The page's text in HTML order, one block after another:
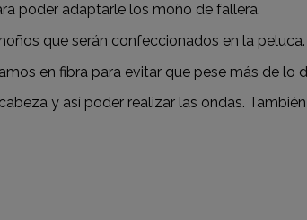
poder adaptarle los moño de fallera.
que serán confeccionados en la peluca.
en fibra para evitar que pese más de lo
y así poder realizar las ondas.